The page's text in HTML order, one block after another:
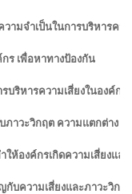
ามจำเป็นในการบริหารคว
กร เพื่อหาทางป้องกัน
บริหารความเสี่ยงในองค์กร
ภาวะวิกฤต ความแตกต่าง
ห้องค์กรเกิดความเสี่ยงแล
กับความเสี่ยงและภาวะวิกฤต